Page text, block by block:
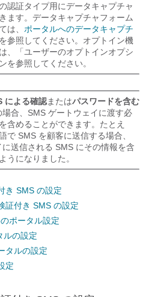
認証タイプ用にデータキャプチャ
ます。データキャプチャフォーム
は、 ポータルへのデータキャプチ
を参照してください。オプトイン機
、「ユーザーのオプトインオプシ
を参照してください。
による確認またはパスワードを含む
場合、SMS ゲートウェイに渡す必
含めることができます。たとえ
で SMS を顧客に送信する場合、
送信される SMS にその情報を含
うになりました。
き SMS の設定
証付き SMS の設定
ポータル設定
ルの設定
タルの設定
定